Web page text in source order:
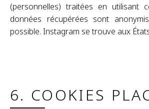
(personnelles) traitées en utilisant
données récupérées sont
possible. Instagram se trouve aux
6. COOKIES